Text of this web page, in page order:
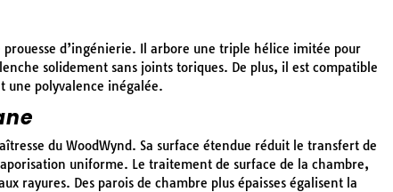
prouesse d’ingénierie. Il arbore une triple hélice imitée pour
solidement sans joints toriques. De plus, il est compatible
une polyvalence inégalée.
du WoodWynd. Sa surface étendue réduit le transfert de
uniforme. Le traitement de surface de la chambre,
rayures. Des parois de chambre plus épaisses égalisent la